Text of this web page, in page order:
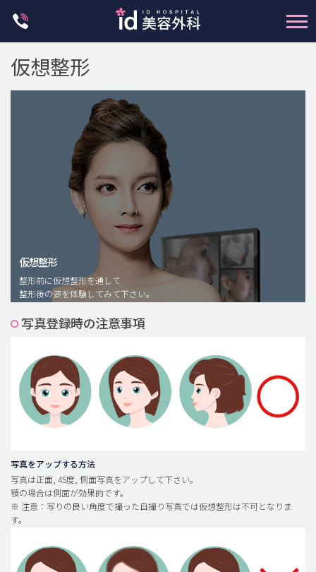
脂肪注入(アンチエイジング)
豊胸手術・バストアップ
プチ整形
メンズ整形
idリアルストーリー
idニュース
安全整形
料金一覧
ご相談のお問い合わせ
仮想整形
仮想整形
整形前に仮想整形を通して
整形後の姿を体験してみて下さい。
写真登録時の注意事項
写真をアップする方法
写真は正面, 45度, 側面写真をアップして下さい。
顎の場合は側面が効果的です。
※ 注意：写りの良い角度で撮った自撮り写真では仮想整形は不可となりま
す。